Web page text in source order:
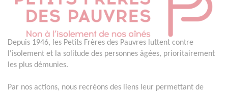
Depuis 1946, les Petits Frères des Pauvres luttent contre
l'isolement et la solitude des personnes âgées, prioritairement
les plus démunies.
Par nos actions, nous recréons des liens leur permettant de